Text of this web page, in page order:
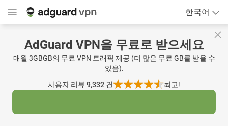
한국어
AdGuard VPN을 무료로 받으세요
매월 3GBGB의 무료 VPN 트래픽 제공 (더 많은 무료 GB를 받을 수
있음).
사용자 리뷰 9,332 건 최고!